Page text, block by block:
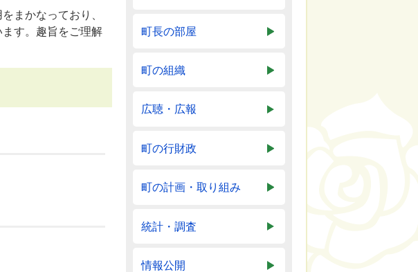
まかなっており、
す。趣旨をご理解
町長の部屋
町の組織
広聴・広報
町の行財政
町の計画・取り組み
統計・調査
情報公開